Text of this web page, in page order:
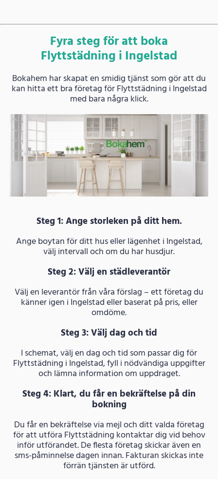
Fyra steg för att boka
Flyttstädning i Ingelstad
Bokahem har skapat en smidig tjänst som gör att du
kan hitta ett bra företag för Flyttstädning i Ingelstad
med bara några klick.
Steg 1: Ange storleken på ditt hem.
Ange boytan för ditt hus eller lägenhet i Ingelstad,
välj intervall och om du har husdjur.
Steg 2: Välj en städleverantör
Välj en leverantör från våra förslag – ett företag du
känner igen i Ingelstad eller baserat på pris, eller
omdöme.
Steg 3: Välj dag och tid
I schemat, välj en dag och tid som passar dig för
Flyttstädning i Ingelstad, fyll i nödvändiga uppgifter
och lämna information om uppdraget.
Steg 4: Klart, du får en bekräftelse på din
bokning
Du får en bekräftelse via mejl och ditt valda företag
för att utföra Flyttstädning kontaktar dig vid behov
inför utförandet. De flesta företag skickar även en
sms-påminnelse dagen innan. Fakturan skickas inte
förrän tjänsten är utförd.